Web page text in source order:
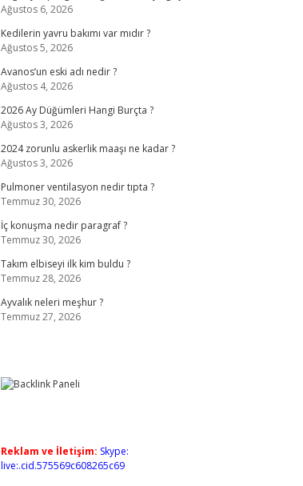
Ağustos 6, 2026
Kedilerin yavru bakımı var mıdır ?
Ağustos 5, 2026
Avanos’un eski adı nedir ?
Ağustos 4, 2026
2026 Ay Düğümleri Hangi Burçta ?
Ağustos 3, 2026
2024 zorunlu askerlik maaşı ne kadar ?
Ağustos 3, 2026
Pulmoner ventilasyon nedir tıpta ?
Temmuz 30, 2026
İç konuşma nedir paragraf ?
Temmuz 30, 2026
Takım elbiseyi ilk kim buldu ?
Temmuz 28, 2026
Ayvalık neleri meşhur ?
Temmuz 27, 2026
Reklam ve İletişim: Skype:
live:.cid.575569c608265c69